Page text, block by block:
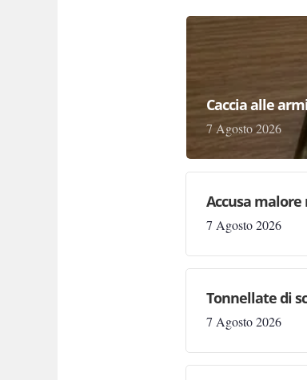
Caccia alle
7 Agosto 2026
Accusa
7 Agosto 2026
Tonnellate di
7 Agosto 2026